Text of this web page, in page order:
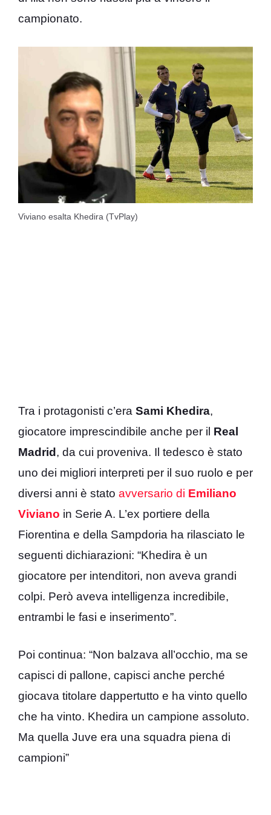
campionato.
Viviano esalta Khedira (TvPlay)
Tra i protagonisti c’era Sami Khedira,
giocatore imprescindibile anche per il Real
Madrid, da cui proveniva. Il tedesco è stato
uno dei migliori interpreti per il suo ruolo e per
diversi anni è stato avversario di Emiliano
Viviano in Serie A. L’ex portiere della
Fiorentina e della Sampdoria ha rilasciato le
seguenti dichiarazioni: “Khedira è un
giocatore per intenditori, non aveva grandi
colpi. Però aveva intelligenza incredibile,
entrambi le fasi e inserimento”.
Poi continua: “Non balzava all’occhio, ma se
capisci di pallone, capisci anche perché
giocava titolare dappertutto e ha vinto quello
che ha vinto. Khedira un campione assoluto.
Ma quella Juve era una squadra piena di
campioni”